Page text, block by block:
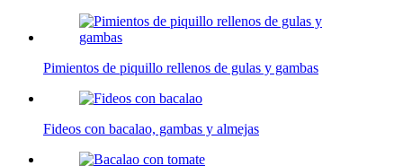
Pimientos de piquillo rellenos de gulas y gambas
Fideos con bacalao, gambas y almejas